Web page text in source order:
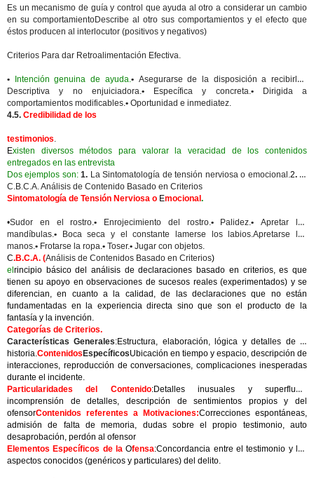
Es un mecanismo de guía y control que ayuda al otro a considerar un cambio
en su comportamientoDescribe al otro sus comportamientos y el efecto que
éstos producen al interlocutor (positivos y negativos)
Criterios Para dar Retroalimentación Efectiva.
• Intención genuina de ayuda.• Asegurarse de la disposición a recibirla.
Descriptiva y no enjuiciadora.• Específica y concreta.•
Dirigida a
comportamientos modificables.• Oportunidad e inmediatez.
4.5. Credibilidad de los
testimonios.
Existen diversos métodos para valorar la veracidad de los contenidos
entregados en las entrevista
Dos ejemplos son:1. La Sintomatología de tensión nerviosa o emocional.2.El
C.B.C.A.Análisis de Contenido Basado en Criterios
Sintomatología de Tensión Nerviosa o Emocional .
•Sudor en el rostro.• Enrojecimiento del rostro.• Palidez.•Apretar las
mandíbulas.• Boca seca y el constante lamerse los labios.Apretarse las
manos.• Frotarse la ropa.• Toser.• Jugar con objetos.
C.B.C.A. (Análisis de Contenidos Basado en Criterios)
el rincipio básico del análisis de declaraciones basado en criterios, es que
tienen su apoyo en observaciones de sucesos reales (experimentados) y se
diferencian, en cuanto a la calidad, de las declaraciones que no están
fundamentadas en la experiencia directa sino que son el producto de la
fantasía y la invención.
Categorías de Criterios.
Características Generales:Estructura, elaboración, lógica y detalles de la
historia.Contenidos EspecíficosUbicación en tiempo y espacio, descripción de
interacciones, reproducción de conversaciones, complicaciones inesperadas
durante el incidente.
Particularidades del Contenido:Detalles inusuales y superfluos,
incomprensión de detalles, descripción de sentimientos propios y del
ofensorContenidos referentes a Motivaciones:Correcciones espontáneas,
admisión de falta de memoria, dudas sobre el propio testimonio, auto
desaprobación, perdón al ofensor
Elementos Específicos de laOfensa:Concordancia entre el testimonio y los
aspectos conocidos (genéricos y particulares) del delito.